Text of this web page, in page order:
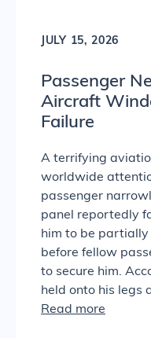
JULY 15, 2026
Passenger
Aircraft
Failure
A terrifying
worldwide
passenger
panel reportedly
him to be
before fellow
to secure him.
held onto his legs
Read more